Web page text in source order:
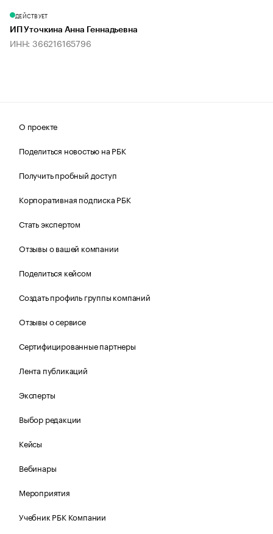
ДЕЙСТВУЕТ
ИП Уточкина Анна Геннадьевна
ИНН: 366216165796
О проекте
Поделиться новостью на РБК
Получить пробный доступ
Корпоративная подписка РБК
Стать экспертом
Отзывы о вашей компании
Поделиться кейсом
Создать профиль группы компаний
Отзывы о сервисе
Сертифицированные партнеры
Лента публикаций
Эксперты
Выбор редакции
Кейсы
Вебинары
Мероприятия
Учебник РБК Компании